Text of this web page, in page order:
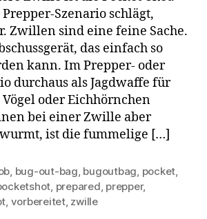
Szenario schlägt,
Zwillen sind eine feine Sache.
das einfach so
kann. Im Prepper- oder
durchaus als Jagdwaffe für
oder Eichhörnchen
bei einer Zwille aber
ist die fummelige […]
, bug-out-bag, bugoutbag, pocket,
, prepared, prepper,
, vorbereitet, zwille